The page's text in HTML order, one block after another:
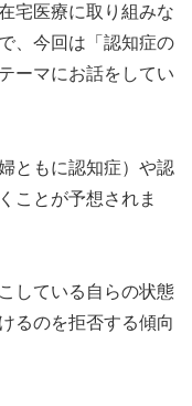
宅医療に取り組みな
、今回は「認知症の
ーマにお話をしてい
ともに認知症）や認
ことが予想されま
している自らの状態
るのを拒否する傾向